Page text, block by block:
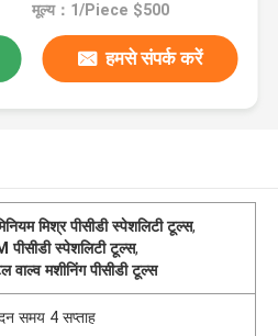
मूल्य：1/Piece $500
हमसे संपर्क करें
मिश्र पीसीडी स्पेशलिटी टूल्स,
पीसीडी स्पेशलिटी टूल्स,
वाल्व मशीनिंग पीसीडी टूल्स
समय 4 सप्ताह